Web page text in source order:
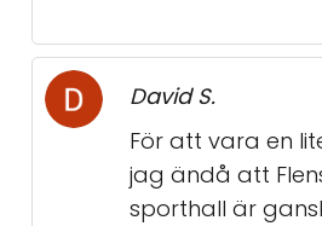
David S.
För att vara en
jag ändå att
sporthall är